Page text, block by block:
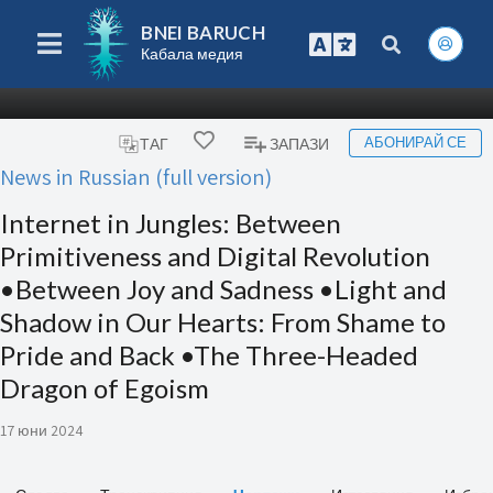
BNEI BARUCH
Кабала медия
ТАГ ЗАПАЗИ АБОНИРАЙ СЕ
News in Russian (full version)
Internet in Jungles: Between
Primitiveness and Digital Revolution
•Between Joy and Sadness •Light and
Shadow in Our Hearts: From Shame to
Pride and Back •The Three-Headed
Dragon of Egoism
17 юни 2024